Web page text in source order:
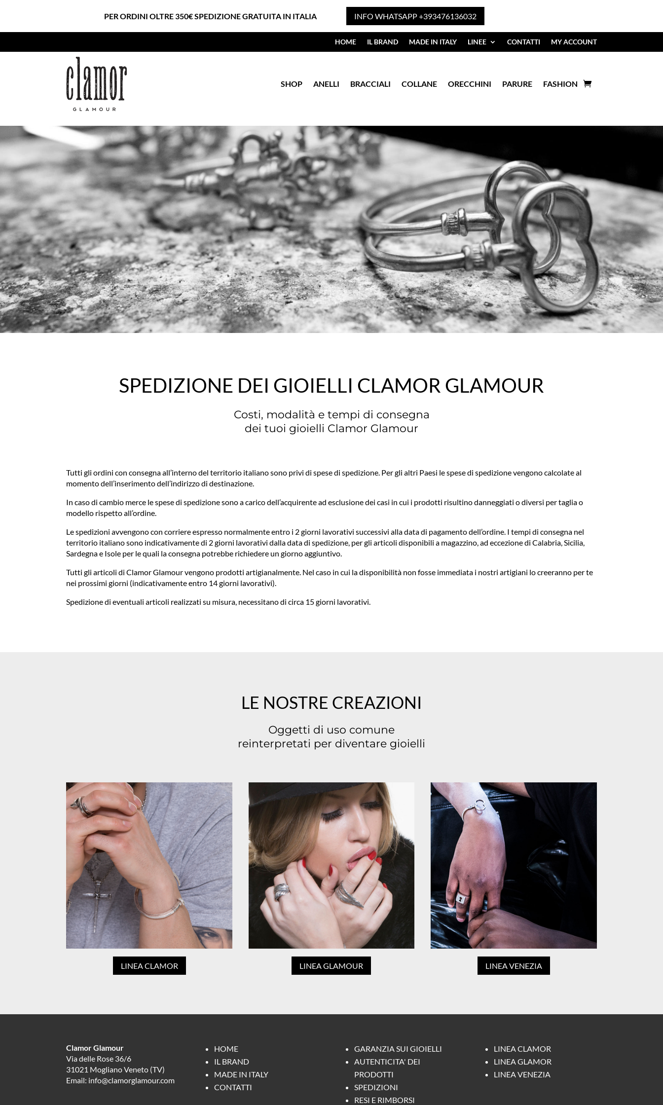
PER ORDINI OLTRE 350€ SPEDIZIONE GRATUITA IN ITALIA INFO WHATSAPP +393476136032
HOME IL BRAND MADE IN ITALY LINEE CONTATTI MY ACCOUNT
SHOP ANELLI BRACCIALI COLLANE ORECCHINI PARURE FASHION
SPEDIZIONE DEI GIOIELLI CLAMOR GLAMOUR
Costi, modalità e tempi di consegna
dei tuoi gioielli Clamor Glamour
Tutti gli ordini con consegna all’interno del territorio italiano sono privi di spese di spedizione. Per gli altri Paesi le spese di spedizione vengono calcolate al
momento dell’inserimento dell’indirizzo di destinazione.
In caso di cambio merce le spese di spedizione sono a carico dell’acquirente ad esclusione dei casi in cui i prodotti risultino danneggiati o diversi per taglia o
modello rispetto all’ordine.
Le spedizioni avvengono con corriere espresso normalmente entro i 2 giorni lavorativi successivi alla data di pagamento dell’ordine. I tempi di consegna nel
territorio italiano sono indicativamente di 2 giorni lavorativi dalla data di spedizione, per gli articoli disponibili a magazzino, ad eccezione di Calabria, Sicilia,
Sardegna e Isole per le quali la consegna potrebbe richiedere un giorno aggiuntivo.
Tutti gli articoli di Clamor Glamour vengono prodotti artigianalmente. Nel caso in cui la disponibilità non fosse immediata i nostri artigiani lo creeranno per te
nei prossimi giorni (indicativamente entro 14 giorni lavorativi).
Spedizione di eventuali articoli realizzati su misura, necessitano di circa 15 giorni lavorativi.
LE NOSTRE CREAZIONI
Oggetti di uso comune
reinterpretati per diventare gioielli
LINEA CLAMOR LINEA GLAMOUR LINEA VENEZIA
Clamor Glamour
Via delle Rose 36/6
31021 Mogliano Veneto (TV)
Email: info@clamorglamour.com
HOME
IL BRAND
MADE IN ITALY
CONTATTI
GARANZIA SUI GIOIELLI
AUTENTICITA' DEI
PRODOTTI
SPEDIZIONI
RESI E RIMBORSI
LINEA CLAMOR
LINEA GLAMOR
LINEA VENEZIA